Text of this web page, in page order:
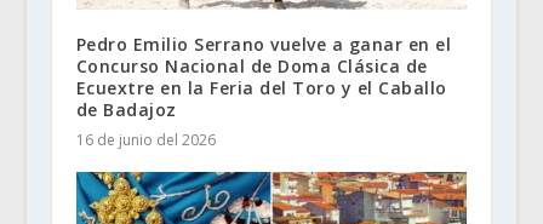
Pedro Emilio Serrano vuelve a ganar en el
Concurso Nacional de Doma Clásica de
Ecuextre en la Feria del Toro y el Caballo
de Badajoz
16 de junio del 2026